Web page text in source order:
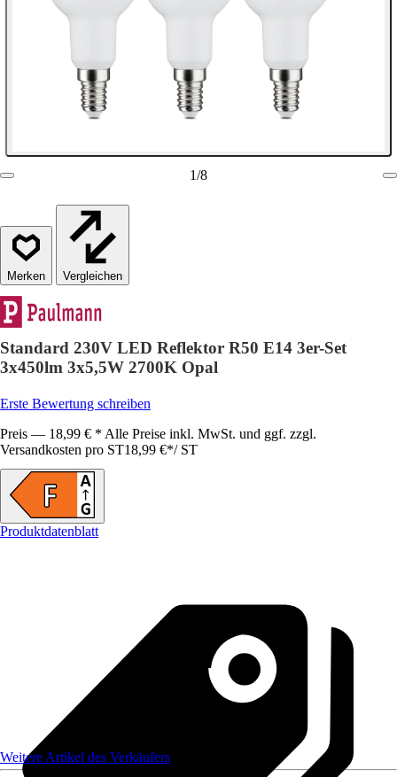
1/8
Vergleichen
Standard 230V LED Reflektor R50 E14 3er-Set
3x450lm 3x5,5W 2700K Opal
Erste Bewertung schreiben
Preis — 18,99 € * Alle Preise inkl. MwSt. und ggf. zzgl.
Versandkosten pro ST18,99 €*/ ST
Produktdatenblatt
Weitere Artikel des Verkäufers